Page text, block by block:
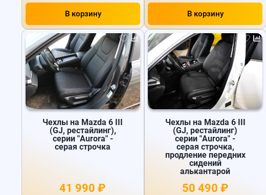
В корзину В корзину
Чехлы на Mazda 6 III
(GJ, рестайлинг),
серии "Aurora" -
серая строчка
41 990 ₽
Чехлы на Mazda 6 III
(GJ, рестайлинг)
серии "Aurora" -
серая строчка,
продление передних
сидений
алькантарой
50 490 ₽